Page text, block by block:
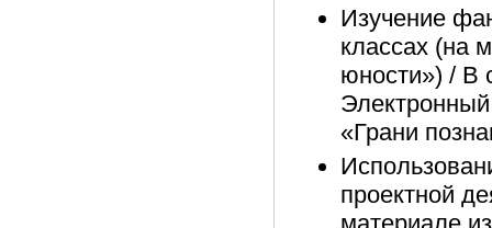
Изучение
классах (на
юности») / В
«Грани
проектной